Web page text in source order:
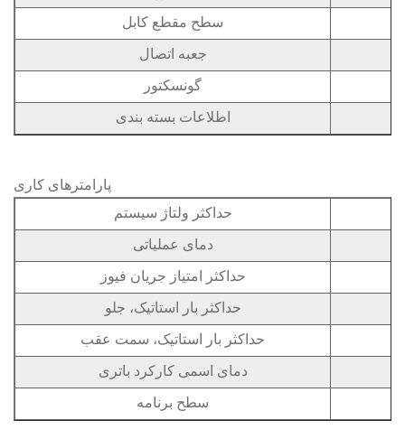
سطح مقطع کابل
جعبه اتصال
گونسکتور
اطلاعات بسته بندی
پارامترهای کاری
حداکثر ولتاژ سیستم
دمای عملیاتی
حداکثر امتیاز جریان فیوز
حداکثر بار استاتیک، جلو
حداکثر بار استاتیک، سمت عقب
دمای اسمی کارکرد باتری
سطح برنامه